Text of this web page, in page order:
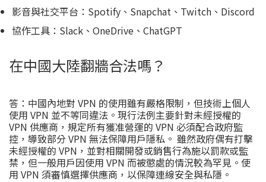
影音與社交平台：Spotify、Snapchat、Twitch、Discord
協作工具：Slack、OneDrive、ChatGPT
在中國大陸翻牆合法嗎？
答：中國內地對 VPN 的使用雖有嚴格限制，但技術上個人
使用 VPN 並不等同違法。現行法例主要針對未經授權的
VPN 供應商，規定所有獲准營運的 VPN 必須配合政府監
控，導致部分 VPN 無法保障用戶隱私。 雖然政府偶有打擊
未經授權的 VPN，並對相關開發或銷售行為施以罰款或監
禁，但一般用戶因使用 VPN 而被懲處的情況較為罕見。使
用 VPN 須審慎選擇供應商，以保障連線安全與私隱。